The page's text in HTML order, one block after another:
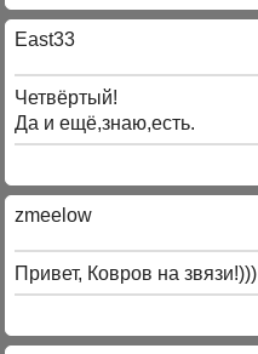
East33
Четвёртый!
Да и ещё,знаю,есть.
zmeelow
Привет, Ковров на звязи!)))